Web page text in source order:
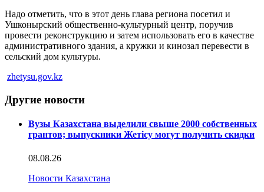
Надо отметить, что в этот день глава региона посетил и
Ушконырский общественно-культурный центр, поручив
провести реконструкцию и затем использовать его в качестве
административного здания, а кружки и кинозал перевести в
сельский дом культуры.
zhetysu.gov.kz
Другие новости
Вузы Казахстана выделили свыше 2000 собственных
грантов; выпускники Жетісу могут получить скидки
08.08.26
Новости Казахстана